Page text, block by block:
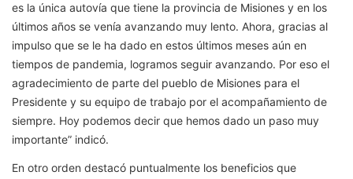
es la única autovía que tiene la provincia de Misiones y en los
últimos años se venía avanzando muy lento. Ahora, gracias al
impulso que se le ha dado en estos últimos meses aún en
tiempos de pandemia, logramos seguir avanzando. Por eso el
agradecimiento de parte del pueblo de Misiones para el
Presidente y su equipo de trabajo por el acompañamiento de
siempre. Hoy podemos decir que hemos dado un paso muy
importante” indicó.
En otro orden destacó puntualmente los beneficios que